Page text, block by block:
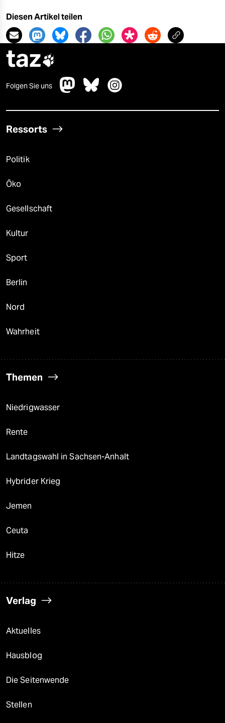
Diesen Artikel teilen
taz
Folgen Sie uns
Ressorts
Politik
Öko
Gesellschaft
Kultur
Sport
Berlin
Nord
Wahrheit
Themen
Niedrigwasser
Rente
Landtagswahl in Sachsen-Anhalt
Hybrider Krieg
Jemen
Ceuta
Hitze
Verlag
Aktuelles
Hausblog
Die Seitenwende
Stellen